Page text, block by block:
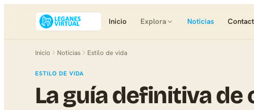
Inicio Explora Noticias
Inicio Noticias Estilo de vida
ESTILO DE VIDA
La guía definitiva